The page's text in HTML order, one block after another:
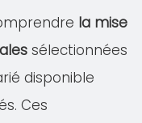
la mise
sélectionnées
disponible
Ces